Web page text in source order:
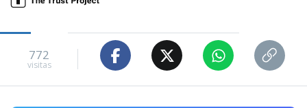
772
visitas